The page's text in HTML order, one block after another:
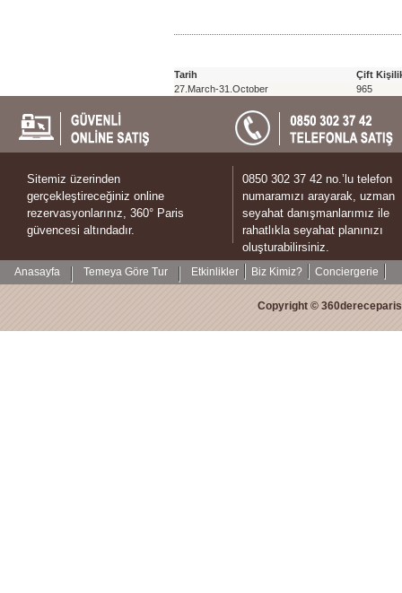
Tarih
Çift
27.March-31.October
965
Sitemiz üzerinden
gerçekleştireceğiniz online
rezervasyonlarınız, 360° Paris
güvencesi altındadır.
0850 302 37 42 no.’lu telefon
numaramızı arayarak, uzman
seyahat danışmanlarımız ile
rahatlıkla seyahat planınızı
oluşturabilirsiniz.
Anasayfa Temeya Göre Tur Etkinlikler Biz Kimiz? Conciergerie
Copyright ©